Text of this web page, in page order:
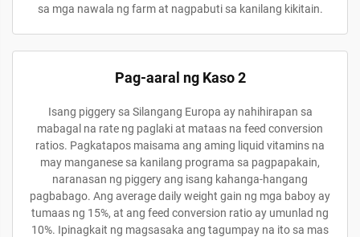
sa mga nawala ng farm at nagpabuti sa kanilang kikitain.
Pag-aaral ng Kaso 2
Isang piggery sa Silangang Europa ay nahihirapan sa
mabagal na rate ng paglaki at mataas na feed conversion
ratios. Pagkatapos maisama ang aming liquid vitamins na
may manganese sa kanilang programa sa pagpapakain,
naranasan ng piggery ang isang kahanga-hangang
pagbabago. Ang average daily weight gain ng mga baboy ay
tumaas ng 15%, at ang feed conversion ratio ay umunlad ng
10%. Ipinagkait ng magsasaka ang tagumpay na ito sa mas